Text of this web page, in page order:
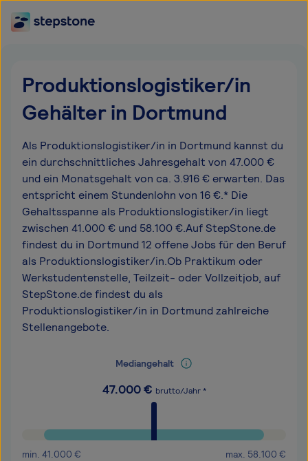
Produktionslogistiker/in
Gehälter in Dortmund
Als Produktionslogistiker/in in Dortmund kannst du
ein durchschnittliches Jahresgehalt von 47.000 €
und ein Monatsgehalt von ca. 3.916 € erwarten. Das
entspricht einem Stundenlohn von 16 €.* Die
Gehaltsspanne als Produktionslogistiker/in liegt
zwischen 41.000 € und 58.100 €.Auf StepStone.de
findest du in Dortmund 12 offene Jobs für den Beruf
als Produktionslogistiker/in.Ob Praktikum oder
Werkstudentenstelle, Teilzeit- oder Vollzeitjob, auf
StepStone.de findest du als
Produktionslogistiker/in in Dortmund zahlreiche
Stellenangebote.
Mediangehalt
47.000€ brutto/Jahr *
min. 41.000 € max. 58.100 €